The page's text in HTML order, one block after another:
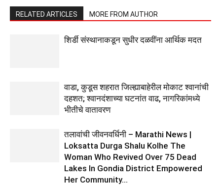
RELATED ARTICLES MORE FROM AUTHOR
शिर्डी संस्थानाकडून सुधीर दळवींना आर्थिक मदत
वाडा, कुडूस शहरात जिल्ह्याबाहेरील मोकाट श्वानांची
दहशत; श्वानदंशाच्या घटनांत वाढ, नागरिकांमध्ये
भीतीचे वातावरण
तलावांची जीवनवर्धिनी – Marathi News |
Loksatta Durga Shalu Kolhe The
Woman Who Revived Over 75 Dead
Lakes In Gondia District Empowered
Her Community...